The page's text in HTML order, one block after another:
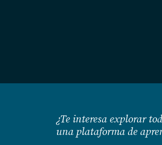
¿Te interesa explorar
una plataforma de